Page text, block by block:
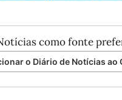
como fonte
o Diário de Notícias ao